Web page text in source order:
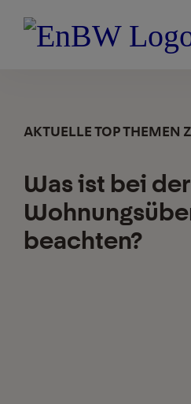
AKTUELLE TOP THEMEN
Was ist bei der
beachten?